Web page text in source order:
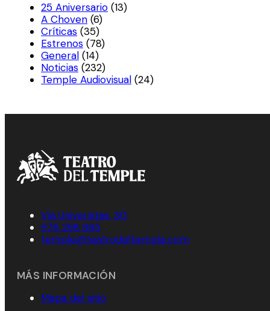
25 Aniversario (13)
A Choven (6)
Críticas (35)
Estrenos (78)
General (14)
Noticias (232)
Temple Audiovisual (24)
Vía Universitas, 30
976 298 865
temple@teatrodeltemple.com
MÁS INFORMACIÓN
Mapa del sitio